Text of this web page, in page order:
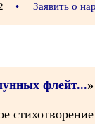
• Заявить о
флейт...